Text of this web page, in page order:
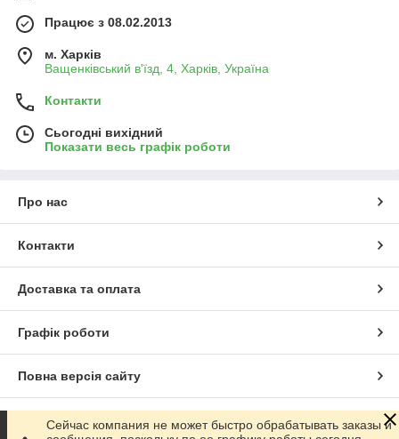
Працює з 08.02.2013
м. Харків
Ващенківський в'їзд, 4, Харків, Україна
Контакти
Сьогодні вихідний
Показати весь графік роботи
Про нас
Контакти
Доставка та оплата
Графік роботи
Повна версія сайту
Сайт створено на маркетплейсі Prom.ua
Сейчас компания не может быстро обрабатывать заказы и